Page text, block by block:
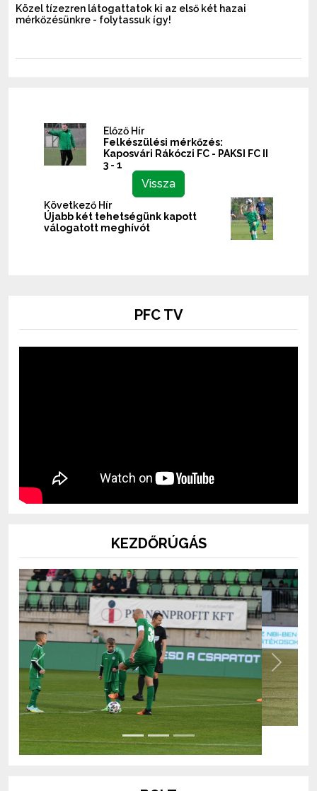
Közel tízezren látogattatok ki az első két hazai
mérkőzésünkre - folytassuk így!
Előző Hír
Felkészülési mérkőzés:
Kaposvári Rákóczi FC - PAKSI FC II
3 - 1
Vissza
Következő Hír
Újabb két tehetségünk kapott
válogatott meghívót
PFC TV
KEZDŐRÚGÁS
Previous Next